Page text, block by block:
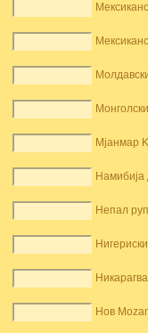
Мјанмар
Непал
Нов